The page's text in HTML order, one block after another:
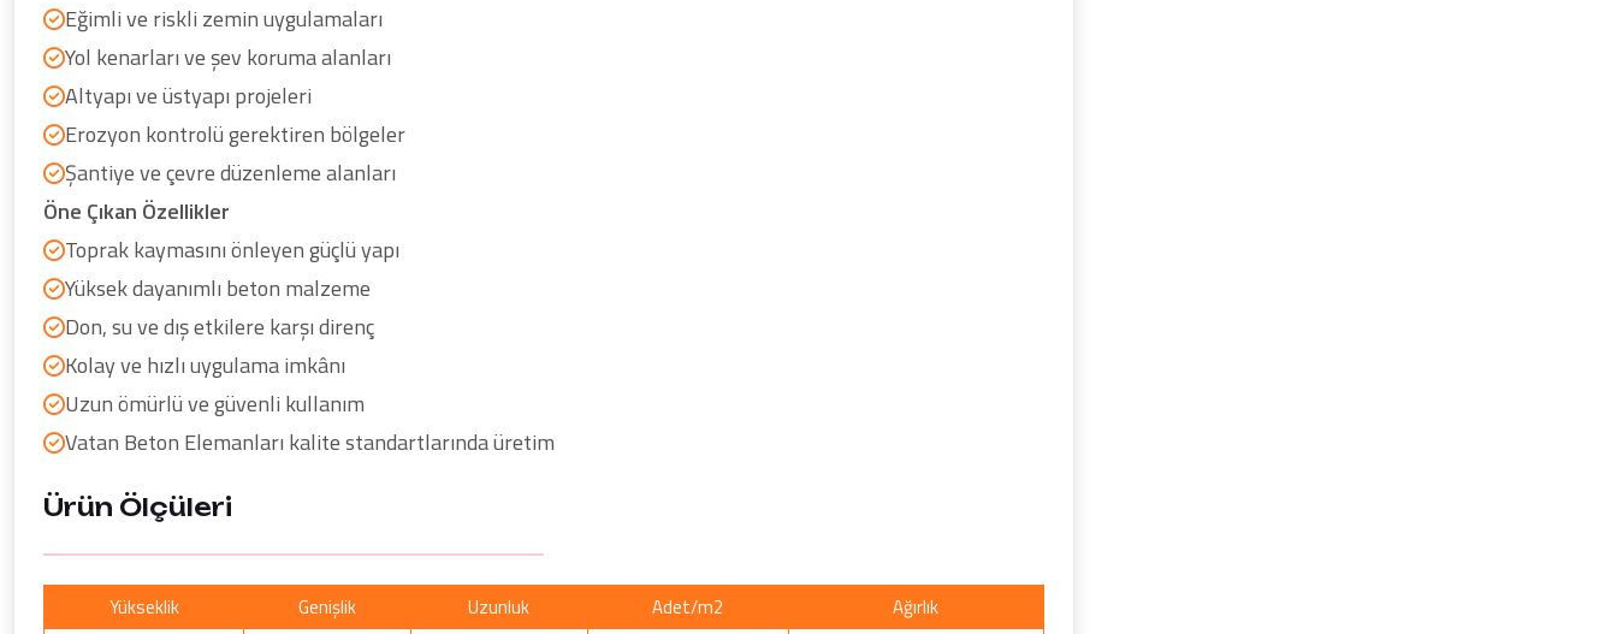
Eğimli ve riskli zemin uygulamaları
Yol kenarları ve şev koruma alanları
Altyapı ve üstyapı projeleri
Erozyon kontrolü gerektiren bölgeler
Şantiye ve çevre düzenleme alanları
Öne Çıkan Özellikler
Toprak kaymasını önleyen güçlü yapı
Yüksek dayanımlı beton malzeme
Don, su ve dış etkilere karşı direnç
Kolay ve hızlı uygulama imkânı
Uzun ömürlü ve güvenli kullanım
Vatan Beton Elemanları kalite standartlarında üretim
Ürün Ölçüleri
Yükseklik Genişlik Uzunluk Adet/m2
Ağırlık